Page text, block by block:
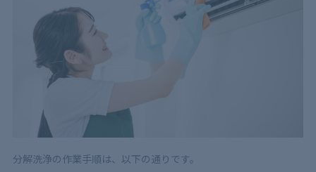
分解洗浄の作業手順は、以下の通りです。